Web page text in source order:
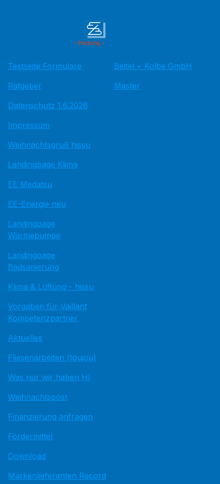
Testseite Formulare
Ratgeber
Datenschutz 1.6.2026
Impressum
Weihnachtsgruß hissu
Landingpage Klima
EE Medatsu
EE-Energie neu
Landingpage
Wärmepumpe
Landingpage
Badsanierung
Klima & Lüftung - hissu
Vorgaben für Vaillant
Kompetenzpartner
Aktuelles
Fliesenarbeiten (toujou)
Was nur wir haben HI
Weihnachtspost
Finanzierung anfragen
Fördermittel
Download
Markenlieferanten Record
Beitel + Kolbe GmbH
Master